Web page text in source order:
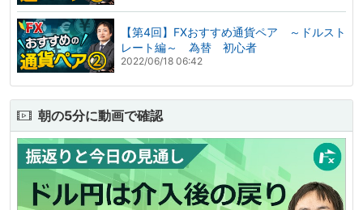
【第4回】FXおすすめ通貨ペア ～ドルスト
レート編～ 為替 初心者
2022/06/18 06:42
朝の5分に動画で確認